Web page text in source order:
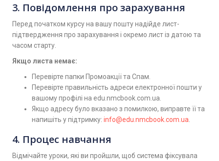
3. Повідомлення про зарахування
Перед початком курсу на вашу пошту надійде лист-
підтвердження про зарахування і окремо лист із датою та
часом старту.
Якщо листа немає:
Перевірте папки Промоакції та Спам.
Перевірте правильність адреси електронної пошти у
вашому профілі на edu.nmcbook.com.ua.
Якщо адресу було вказано з помилкою, виправте її та
напишіть у підтримку: info@edu.nmcbook.com.ua
4. Процес навчання
Відмічайте уроки, які ви пройшли, щоб система фіксувала